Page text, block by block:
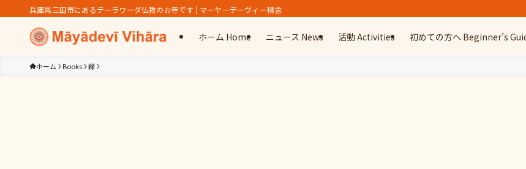
兵庫県三田市にあるテーラワーダ仏教のお寺です | マーヤーデーヴィー精舎
ホーム Home ニュース News 活動 Activities 初めての方へ Beginner’s
ホーム Books 緑